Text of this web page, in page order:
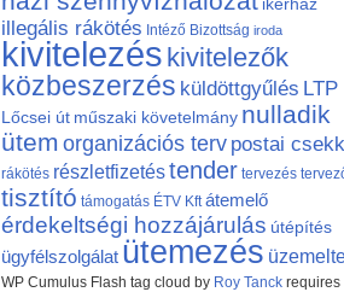
illegális rákötés Intéző Bizottság iroda
kivitelezés kivitelezők
közbeszerzés küldöttgyűlés LTP
Lőcsei út műszaki követelmány nulladik
ütem organizációs terv postai csekk
rákötés részletfizetéstender tervezés
tisztító támogatás ÉTV Kft átemelő
érdekeltségi hozzájárulás útépítés
ügyfélszolgálat ütemezés
WP Cumulus Flash tag cloud by Roy Tanck requires